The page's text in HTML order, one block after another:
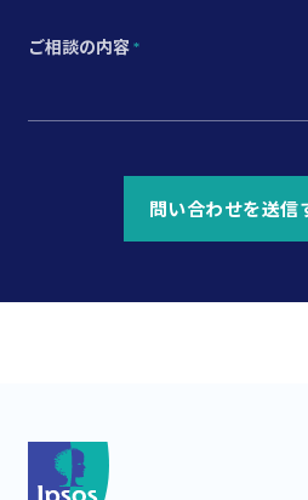
ご相談の内容*
*
問い合わせを送信